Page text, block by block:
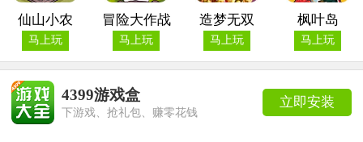
仙山小农
马上玩
冒险大作战
马上玩
造梦无双
马上玩
枫叶岛
马上玩
立即安装
4399游戏盒
下游戏、抢礼包、赚零花钱